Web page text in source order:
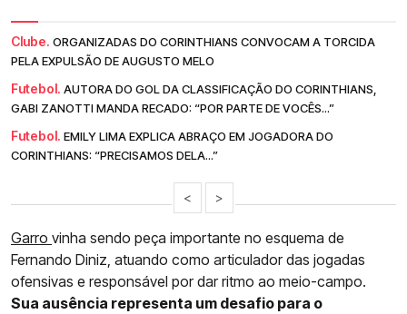
Clube. ORGANIZADAS DO CORINTHIANS CONVOCAM A TORCIDA
PELA EXPULSÃO DE AUGUSTO MELO
Futebol. AUTORA DO GOL DA CLASSIFICAÇÃO DO CORINTHIANS,
GABI ZANOTTI MANDA RECADO: “POR PARTE DE VOCÊS...”
Futebol. EMILY LIMA EXPLICA ABRAÇO EM JOGADORA DO
CORINTHIANS: “PRECISAMOS DELA...”
< >
Garro vinha sendo peça importante no esquema de
Fernando Diniz, atuando como articulador das jogadas
ofensivas e responsável por dar ritmo ao meio-campo.
Sua ausência representa um desafio para o